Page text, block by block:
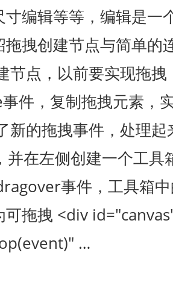
编辑等等，编辑是一
拽创建节点与简单的
节点，以前要实现拖
件，复制拖拽元素，
新的拖拽事件，处理
并在左侧创建一个工
事件，工具箱
可拖拽 <div
…